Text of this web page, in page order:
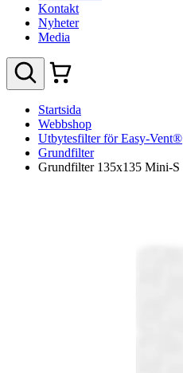
Kontakt
Nyheter
Media
Startsida
Webbshop
Utbytesfilter för Easy-Vent®
Grundfilter
Grundfilter 135x135 Mini-S